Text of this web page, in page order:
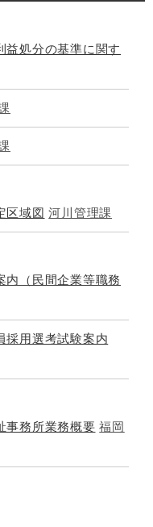
益処分の基準に関す
区域図 河川管理課
内（民間企業等職務
採用選考試験案内
務所業務概要 福岡